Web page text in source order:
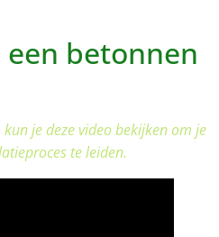
betonnen
je deze video bekijken om je
te leiden.